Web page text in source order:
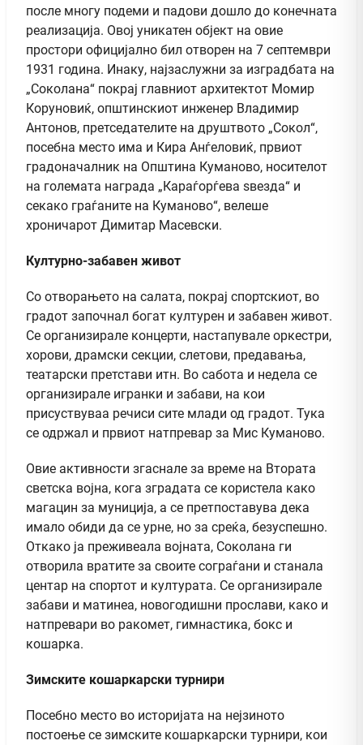
после многу подеми и падови дошло до конечната
реализација. Овој уникатен објект на овие
простори официјално бил отворен на 7 септември
1931 година. Инаку, најзаслужни за изградбата на
„Соколана“ покрај главниот архитектот Момир
Коруновиќ, општинскиот инженер Владимир
Антонов, претседателите на друштвото „Сокол“,
посебна место има и Кира Анѓеловиќ, првиот
градоначалник на Општина Куманово, носителот
на големата награда „Караѓорѓева ѕвезда“ и
секако граѓаните на Куманово“, велеше
хроничарот Димитар Масевски.
Културно-забавен живот
Со отворањето на салата, покрај спортскиот, во
градот започнал богат културен и забавен живот.
Се организирале концерти, настапувале оркестри,
хорови, драмски секции, слетови, предавања,
театарски претстави итн. Во сабота и недела се
организирале игранки и забави, на кои
присуствуваа речиси сите млади од градот. Тука
се одржал и првиот натпревар за Мис Куманово.
Овие активности згаснале за време на Втората
светска војна, кога зградата се користела како
магацин за муниција, а се претпоставува дека
имало обиди да се урне, но за среќа, безуспешно.
Откако ја преживеала војната, Соколана ги
отворила вратите за своите сограѓани и станала
центар на спортот и културата. Се организирале
забави и матинеа, новогодишни прослави, како и
натпревари во ракомет, гимнастика, бокс и
кошарка.
Зимските кошаркарски турнири
Посебно место во историјата на нејзиното
постоење се зимските кошаркарски турнири, кои